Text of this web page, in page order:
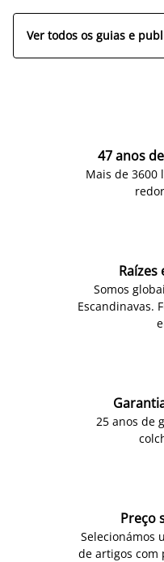
Ver todos os guias e
47 anos
Mais de 3600
Raízes
Somos
Escandinavas.
25 anos de
Preço
Selecionámos
de artigos com